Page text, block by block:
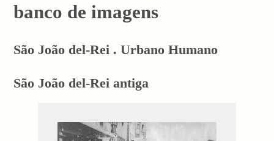
banco de imagens
São João del-Rei . Urbano Humano
São João del-Rei antiga